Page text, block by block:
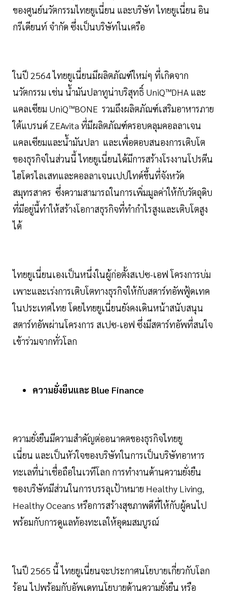
ของศูนย์นวัตกรรมไทยยูเนี่ยน และบริษัท ไทยยูเนี่ยน อิน
กรีเดียนท์​ จำกัด ซึ่งเป็นบริษัทในเครือ
ในปี 2564 ไทยยูเนี่ยนมีผลิตภัณฑ์ใหม่ๆ ที่เกิดจาก
นวัตกรรม เช่น น้ำมันปลาทูน่าบริสุทธิ์ UniQ™DHA และ
แคลเซียม UniQ™BONE รวมถึงผลิตภัณฑ์เสริมอาหารภาย
ใต้แบรนด์ ZEAvita ที่มีผลิตภัณฑ์ครอบคลุมคอลลาเจน
แคลเซียมและน้ำมันปลา และเพื่อตอบสนองการเติบโต
ของธุรกิจในส่วนนี้ ไทยยูเนี่ยนได้มีการสร้างโรงงานโปรตีน
ไฮโดรไลเสทและคอลลาเจนเปปไทด์ขึ้นที่จังหวัด
สมุทรสาคร ซึ่งความสามารถในการเพิ่มมูลค่าให้กับวัตถุดิบ
ที่มีอยู่นี้ทำให้สร้างโอกาสธุรกิจที่ทำกำไรสูงและเติบโตสูง
ได้
ไทยยูเนี่ยนเองเป็นหนึ่งในผู้ก่อตั้งสเปซ-เอฟ โครงการบ่ม
เพาะและเร่งการเติบโตทางธุรกิจให้กับสตาร์ทอัพฟู้ดเทค
ในประเทศไทย โดยไทยยูเนี่ยนยังคงเดินหน้าสนับสนุน
สตาร์ทอัพผ่านโครงการ สเปซ-เอฟ ซึ่งมีสตาร์ทอัพที่สนใจ
เข้าร่วมจากทั่วโลก
ความยั่งยืนและ Blue Finance
ความยั่งยืนมีความสำคัญต่ออนาคตของธุรกิจไทยยู
เนี่ยน และเป็นหัวใจของบริษัทในการเป็นบริษัทอาหาร
ทะเลที่น่าเชื่อถือในเวทีโลก การทำงานด้านความยั่งยืน
ของบริษัทมีส่วนในการบรรลุเป้าหมาย Healthy Living,
Healthy Oceans หรือการสร้างสุขภาพดีที่ให้กับผู้คนไป
พร้อมกับการดูแลท้องทะเลให้อุดมสมบูรณ์
ในปี 2565 นี้ ไทยยูเนี่ยนจะประกาศนโยบายเกี่ยวกับโลก
ร้อน ไปพร้อมกับอัพเดทนโยบายด้านความยั่งยืน หรือ